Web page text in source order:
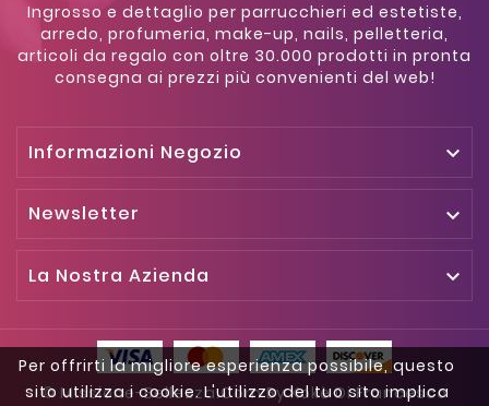
Per offrirti la migliore esperienza possibile, questo
sito utilizza i cookie. L'utilizzo del tuo sito implica
Ingrosso e dettaglio per parrucchieri ed estetiste,
arredo, profumeria, make-up, nails, pelletteria,
articoli da regalo con oltre 30.000 prodotti in pronta
consegna ai prezzi più convenienti del web!
Informazioni Negozio 
Newsletter 
La Nostra Azienda 
© Missione-Bellezza.com By Kokè Di Francesco